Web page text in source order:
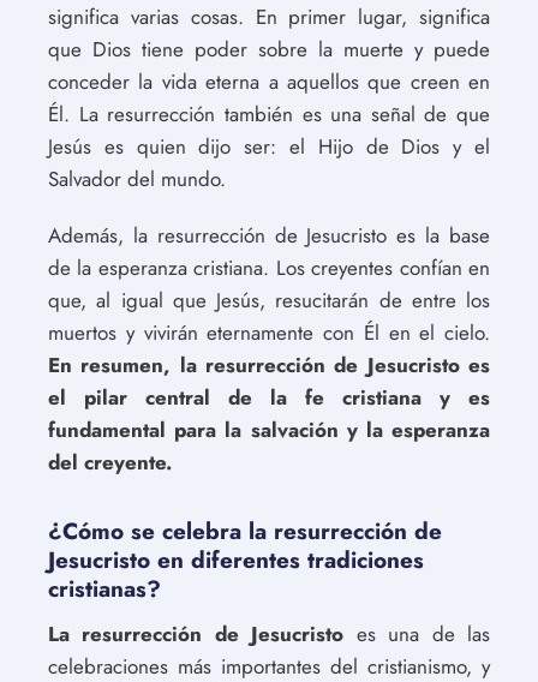
significa varias cosas. En primer lugar, significa
que Dios tiene poder sobre la muerte y puede
conceder la vida eterna a aquellos que creen en
Él. La resurrección también es una señal de que
Jesús es quien dijo ser: el Hijo de Dios y el
Salvador del mundo.
Además, la resurrección de Jesucristo es la base
de la esperanza cristiana. Los creyentes confían en
que, al igual que Jesús, resucitarán de entre los
muertos y vivirán eternamente con Él en el cielo.
En resumen, la resurrección de Jesucristo es
el pilar central de la fe cristiana y es
fundamental para la salvación y la esperanza
del creyente.
¿Cómo se celebra la resurrección de
Jesucristo en diferentes tradiciones
cristianas?
La resurrección de Jesucristo es una de las
celebraciones más importantes del cristianismo, y